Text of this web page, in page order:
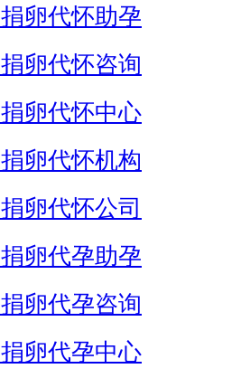
卵代怀助孕
卵代怀咨询
卵代怀中心
卵代怀机构
卵代怀公司
卵代孕助孕
卵代孕咨询
卵代孕中心